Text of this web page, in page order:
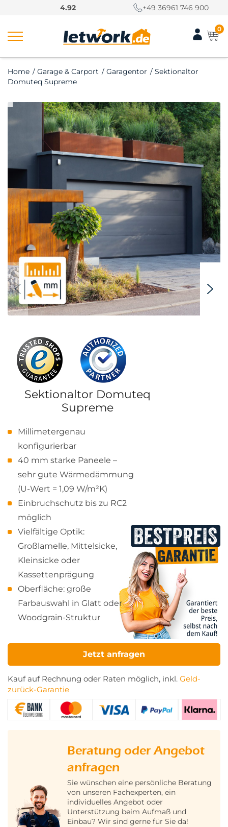
4.92 +49 36961 746 900
0
Home / Garage & Carport / Garagentor / Sektionaltor
Domuteq Supreme
Sektionaltor Domuteq
Supreme
Millimetergenau
konfigurierbar
40 mm starke Paneele –
sehr gute Wärmedämmung
(U-Wert = 1,09 W/m²K)
Einbruchschutz bis zu RC2
möglich
Vielfältige Optik:
Großlamelle, Mittelsicke,
Kleinsicke oder
Kassettenprägung
Oberfläche: große
Farbauswahl in Glatt oder
Woodgrain-Struktur
Jetzt anfragen
Kauf auf Rechnung oder Raten möglich, inkl. Geld-
zurück-Garantie
Beratung oder Angebot
anfragen
Sie wünschen eine persönliche Beratung
von unseren Fachexperten, ein
individuelles Angebot oder
Unterstützung beim Aufmaß und
Einbau? Wir sind gerne für Sie da!